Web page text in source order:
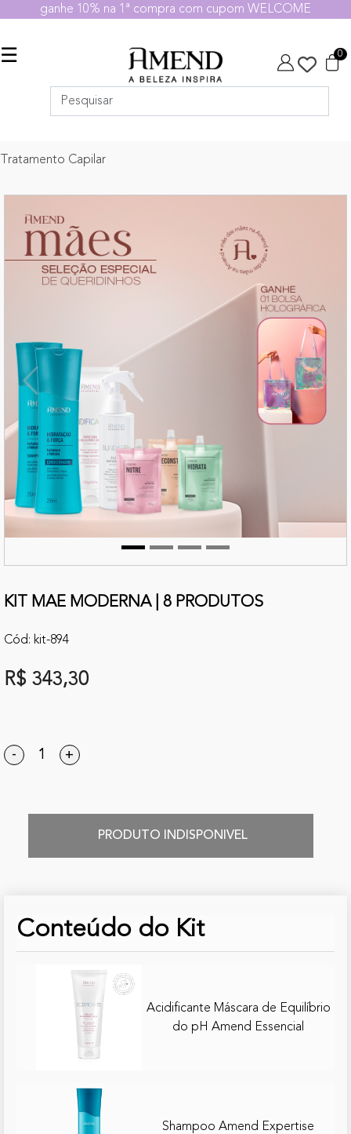
ganhe 10% na 1ª compra com cupom WELCOME
☰ 0
Tratamento Capilar
KIT MAE MODERNA | 8 PRODUTOS
Cód: kit-894
R$ 343,30
- +
PRODUTO INDISPONIVEL
Conteúdo do Kit
Acidificante Máscara de Equilíbrio
do pH Amend Essencial
Shampoo Amend Expertise